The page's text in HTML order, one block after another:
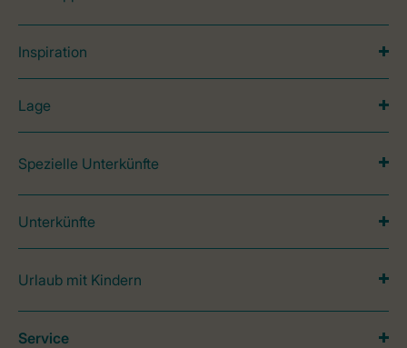
Inspiration
Lage
Spezielle Unterkünfte
Unterkünfte
Urlaub mit Kindern
Service